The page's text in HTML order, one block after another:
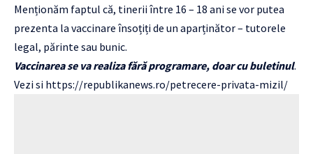
Menționăm faptul că, tinerii între 16 – 18 ani se vor putea
prezenta la vaccinare însoțiți de un aparținător – tutorele
legal, părinte sau bunic.
Vaccinarea se va realiza fără programare, doar cu buletinul.
Vezi si https://republikanews.ro/petrecere-privata-mizil/